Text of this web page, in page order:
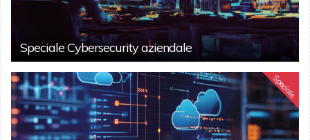
Speciale Cybersecurity aziendale
Speciale